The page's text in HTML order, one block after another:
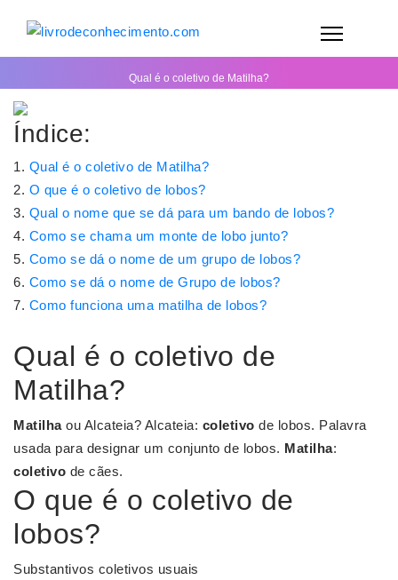
Qual é o coletivo de Matilha?
Índice:
Qual é o coletivo de Matilha?
O que é o coletivo de lobos?
Qual o nome que se dá para um bando de lobos?
Como se chama um monte de lobo junto?
Como se dá o nome de um grupo de lobos?
Como se dá o nome de Grupo de lobos?
Como funciona uma matilha de lobos?
Qual é o coletivo de
Matilha?
Matilhaou Alcateia? Alcateia: coletivo de lobos. Palavra
usada para designar um conjunto de lobos. Matilha:
coletivo de cães.
O que é o coletivo de
lobos?
Substantivos coletivos usuais